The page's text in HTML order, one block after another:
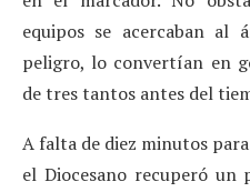
equipos se acercaban al
peligro, lo convertían en
de tres tantos antes del
A falta de diez minutos
el Diocesano recuperó